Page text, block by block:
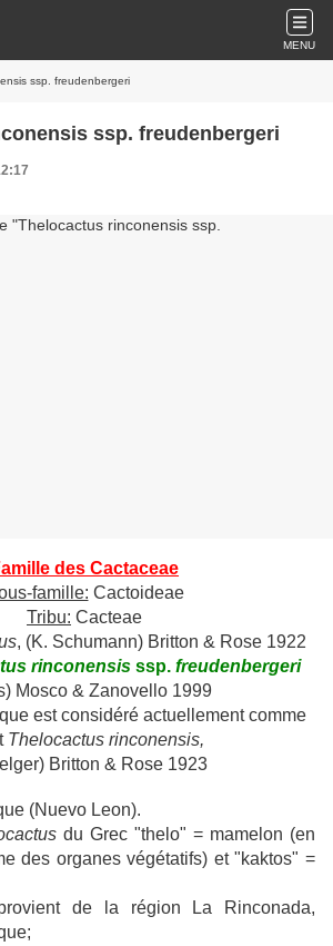
MENU
ssp. freudenbergeri
ssp. freudenbergeri
des Cactaceae
famille: Cactoideae
Tribu: Cacteae
, (K. Schumann) Britton & Rose 1922
rinconensis ssp. freudenbergeri
Mosco & Zanovello 1999
est considéré actuellement comme
Thelocactus rinconensis,
Britton & Rose 1923
(Nuevo Leon).
du Grec "thelo" = mamelon (en
des organes végétatifs) et "kaktos" =
de la région La Rinconada,